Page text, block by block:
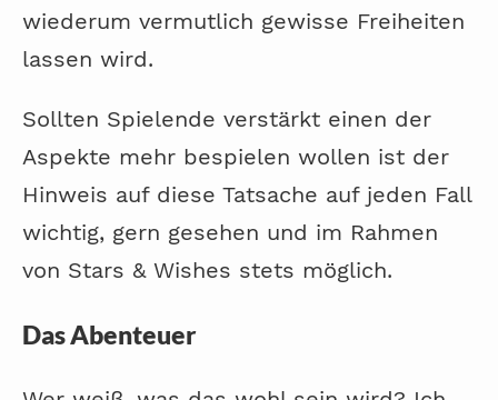
wiederum vermutlich gewisse Freiheiten
lassen wird.
Sollten Spielende verstärkt einen der
Aspekte mehr bespielen wollen ist der
Hinweis auf diese Tatsache auf jeden Fall
wichtig, gern gesehen und im Rahmen
von Stars & Wishes stets möglich.
Das Abenteuer